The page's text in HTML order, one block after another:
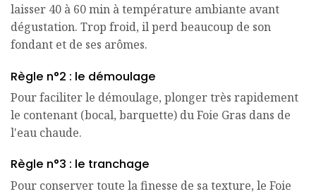
laisser 40 à 60 min à température ambiante avant
dégustation. Trop froid, il perd beaucoup de son
fondant et de ses arômes.
Règle n°2 : le démoulage
Pour faciliter le démoulage, plonger très rapidement
le contenant (bocal, barquette) du Foie Gras dans de
l'eau chaude.
Règle n°3 : le tranchage
Pour conserver toute la finesse de sa texture, le Foie